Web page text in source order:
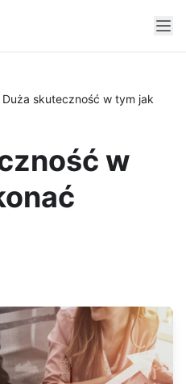
Duża skuteczność w tym jak
w